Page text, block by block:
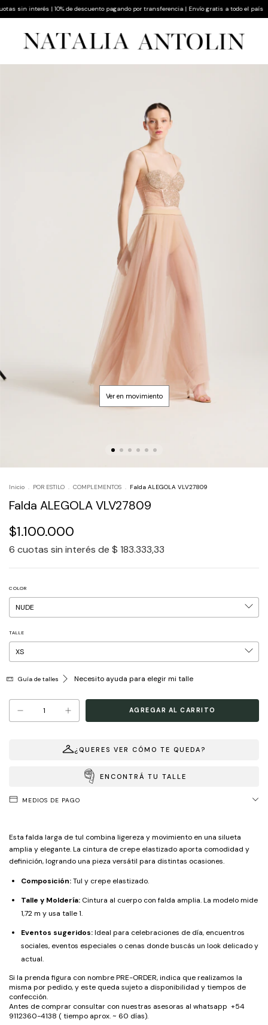
sin interés | 10% de descuento pagando por transferencia | Envío gratis a todo el país
Inicio . POR ESTILO . COMPLEMENTOS . Falda ALEGOLA VLV27809
Falda ALEGOLA VLV27809
$1.100.000
6 cuotas sin interés de $ 183.333,33
COLOR
TALLE
Guía de talles Necesito ayuda para elegir mi talle
¿QUERES VER CÓMO TE QUEDA?
ENCONTRÁ TU TALLE
MEDIOS DE PAGO
Esta falda larga de tul combina ligereza y movimiento en una silueta
amplia y elegante. La cintura de crepe elastizado aporta comodidad y
definición, logrando una pieza versátil para distintas ocasiones.
Composición:Tul y crepe elastizado.
Talle y Moldería: Cintura al cuerpo con falda amplia. La modelo mide
1,72 m y usa talle 1.
Eventos sugeridos:Ideal para celebraciones de día, encuentros
sociales, eventos especiales o cenas donde buscás un look delicado y
actual.
Si la prenda figura con nombre PRE-ORDER, indica que realizamos la
misma por pedido, y este queda sujeto a disponibilidad y tiempos de
confección.
Antes de comprar consultar con nuestras asesoras al whatsapp +54
9112360-4138 ( tiempo aprox. ~ 60 días).